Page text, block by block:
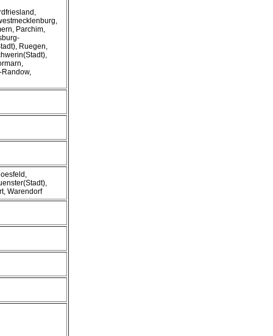
Parchim,
Ruegen,
Randow,
Warendorf